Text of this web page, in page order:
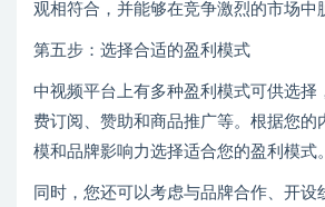
观相符合，并能够在竞争激烈的市场中
第五步：选择合适的盈利模式
中视频平台上有多种盈利模式可供选择
费订阅、赞助和商品推广等。根据您的
模和品牌影响力选择适合您的盈利模式。
同时，您还可以考虑与品牌合作、开设